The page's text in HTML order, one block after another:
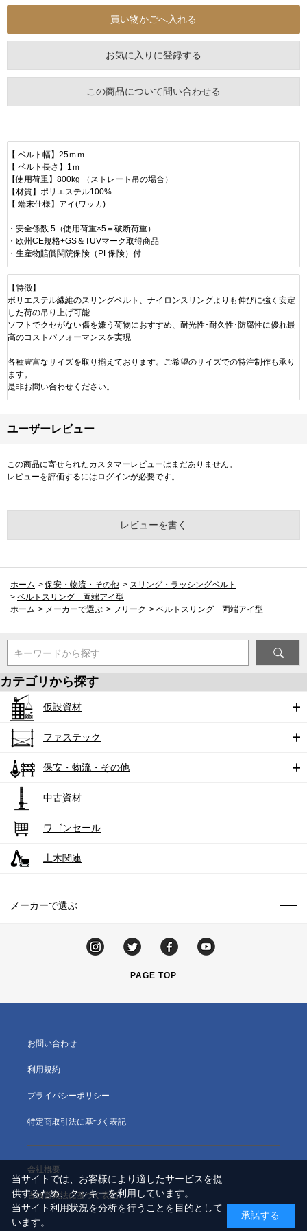
お気に入りに登録する
この商品について問い合わせる
【 ベルト幅】25ｍｍ
【 ベルト長さ】1ｍ
【使用荷重】800kg （ストレート吊の場合）
【材質】ポリエステル100%
【 端末仕様】アイ(ワッカ)
・安全係数:5（使用荷重×5＝破断荷重）
・欧州CE規格+GS＆TUVマーク取得商品
・生産物賠償関院保険（PL保険）付
【特徴】
ポリエステル繊維のスリングベルト、ナイロンスリングよりも伸びに強く安定
した荷の吊り上げ可能
ソフトでクセがない傷を嫌う荷物におすすめ、耐光性･耐久性･防腐性に優れ最
高のコストパフォーマンスを実現
各種豊富なサイズを取り揃えております。ご希望のサイズでの特注制作も承り
ます。
是非お問い合わせください。
ユーザーレビュー
この商品に寄せられたカスタマーレビューはまだありません。
レビューを評価するには ログインが必要です。
レビューを書く
ホーム >保安・物流・その他 > スリング・ラッシングベルト
> ベルトスリング 両端アイ型
ホーム > メーカーで選ぶ > フリーク > ベルトスリング 両端アイ型
キーワードから探す
カテゴリから探す
仮設資材
ファステック
保安・物流・その他
中古資材
ワゴンセール
土木関連
メーカーで選ぶ
PAGE TOP
お問い合わせ
利用規約
プライバシーポリシー
特定商取引法に基づく表記
会社概要
古物営業法に基づく表記
当サイトでは、お客様により適したサービスを提
供するため、クッキーを利用しています。
当サイト利用状況を分析を行うことを目的として
います。
承諾する